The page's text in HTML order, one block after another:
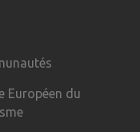
Européen du